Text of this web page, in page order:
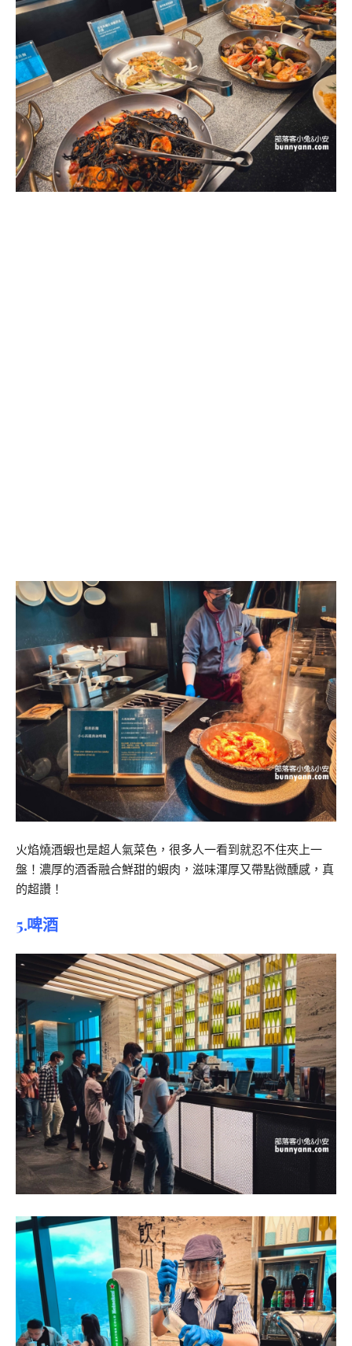
火焰燒酒蝦也是超人氣菜色，很多人一看到就忍不住夾上一
盤！濃厚的酒香融合鮮甜的蝦肉，滋味渾厚又帶點微醺感，真
的超讚！
5.啤酒